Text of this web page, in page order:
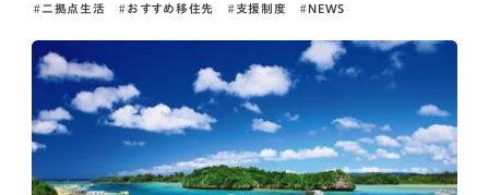
二拠点生活 おすすめ移住先 支援制度 NEWS